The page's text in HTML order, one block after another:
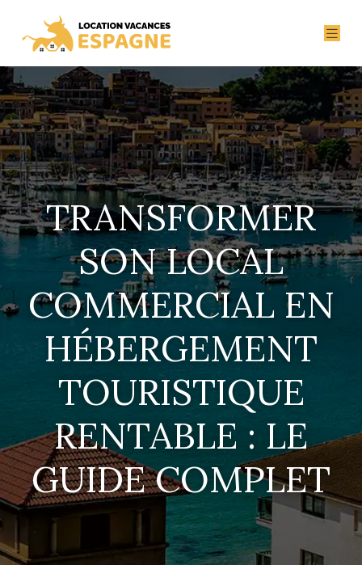
TRANSFORMER
SON LOCAL
COMMERCIAL EN
HÉBERGEMENT
TOURISTIQUE
RENTABLE : LE
GUIDE COMPLET